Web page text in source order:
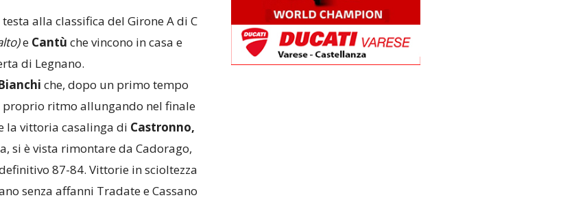
alla classifica del Girone A di C
eCantù che vincono in casa e
di Legnano.
che, dopo un primo tempo
proprio ritmo allungando nel finale
la vittoria casalinga di Castronno,
si è vista rimontare da Cadorago,
87-84. Vittorie in scioltezza
senza affanni Tradate e Cassano